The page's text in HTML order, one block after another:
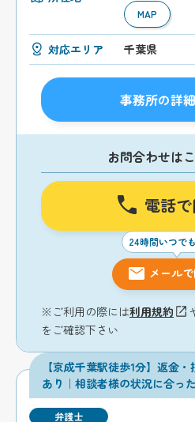
MAP
対応エリア 千葉県
事務所の詳
お問合わせは
電話
24時間いつで
メール
※ご利用の際には利用規約
をご確認下さい
【京成千葉駅徒歩1分】返金
あり｜相談者様の状況に合っ
弁護士